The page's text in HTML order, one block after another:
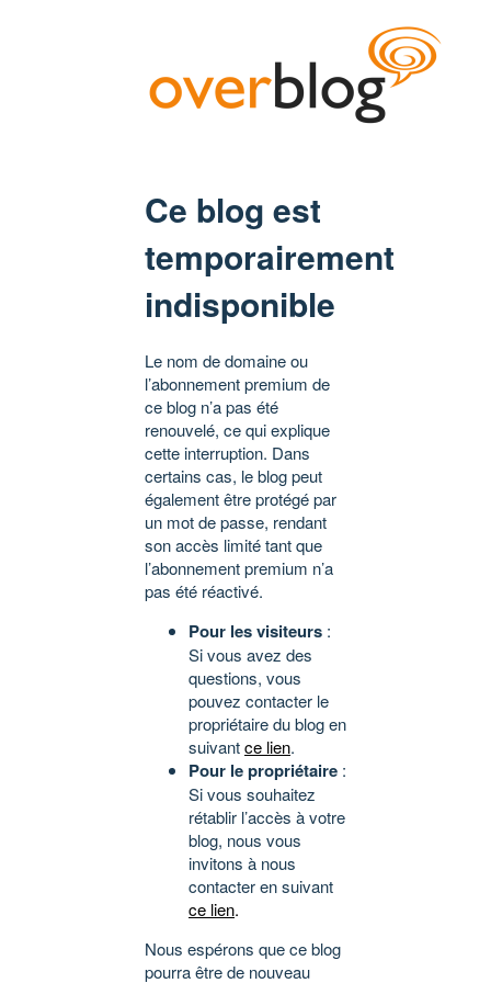
Ce blog est
temporairement
indisponible
Le nom de domaine ou
l’abonnement premium de
ce blog n’a pas été
renouvelé, ce qui explique
cette interruption. Dans
certains cas, le blog peut
également être protégé par
un mot de passe, rendant
son accès limité tant que
l’abonnement premium n’a
pas été réactivé.
Pour les visiteurs :
Si vous avez des
questions, vous
pouvez contacter le
propriétaire du blog en
suivantce lien.
Pour le propriétaire :
Si vous souhaitez
rétablir l’accès à votre
blog, nous vous
invitons à nous
contacter en suivant
ce lien.
Nous espérons que ce blog
pourra être de nouveau